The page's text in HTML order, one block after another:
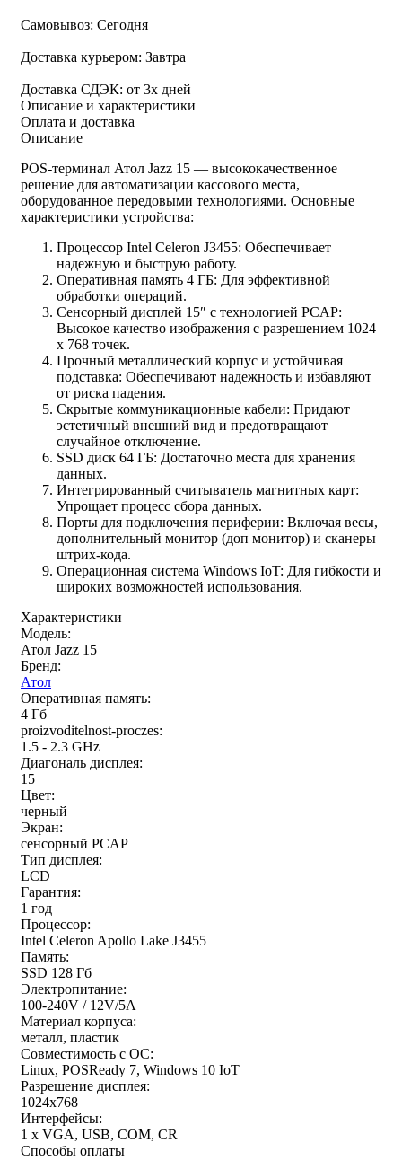
Самовывоз: Сегодня
Доставка курьером: Завтра
Доставка СДЭК: от 3х дней
Описание и характеристики
Оплата и доставка
Описание
POS-терминал Атол Jazz 15 — высококачественное
решение для автоматизации кассового места,
оборудованное передовыми технологиями. Основные
характеристики устройства:
Процессор Intel Celeron J3455: Обеспечивает
надежную и быструю работу.
Оперативная память 4 ГБ: Для эффективной
обработки операций.
Сенсорный дисплей 15″ с технологией PCAP:
Высокое качество изображения с разрешением 1024
x 768 точек.
Прочный металлический корпус и устойчивая
подставка: Обеспечивают надежность и избавляют
от риска падения.
Скрытые коммуникационные кабели: Придают
эстетичный внешний вид и предотвращают
случайное отключение.
SSD диск 64 ГБ: Достаточно места для хранения
данных.
Интегрированный считыватель магнитных карт:
Упрощает процесс сбора данных.
Порты для подключения периферии: Включая весы,
дополнительный монитор (доп монитор) и сканеры
штрих-кода.
Операционная система Windows IoT: Для гибкости и
широких возможностей использования.
Характеристики
Модель:
Атол Jazz 15
Бренд:
Атол
Оперативная память:
4 Гб
proizvoditelnost-proczes:
1.5 - 2.3 GHz
Диагональ дисплея:
15
Цвет:
черный
Экран:
сенсорный PCAP
Тип дисплея:
LCD
Гарантия:
1 год
Процессор:
Intel Celeron Apollo Lake J3455
Память:
SSD 128 Гб
Электропитание:
100-240V / 12V/5A
Материал корпуса:
металл, пластик
Совместимость с ОС:
Linux, POSReady 7, Windows 10 IoT
Разрешение дисплея:
1024x768
Интерфейсы:
1 x VGA, USB, COM, CR
Способы оплаты